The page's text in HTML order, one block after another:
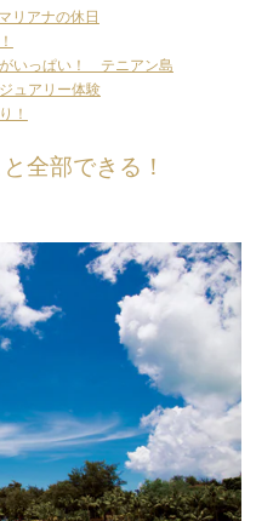
リアナの休日
いっぱい！ テニアン島
ュアリー体験
！
全部できる！